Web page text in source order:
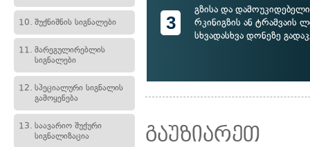
10. შუქნიშნის სიგნალები
11. მარეგულირებლის
სიგნალები
12. სპეციალური სიგნალის
გამოყენება
13. საავარიო შუქური
სიგნალიზაცია
3
გზისა და დამოუკიდებელი
რკინიგზის ან ტრამვაის
სხვადასხვა დონეზე
გაუზიარეთ